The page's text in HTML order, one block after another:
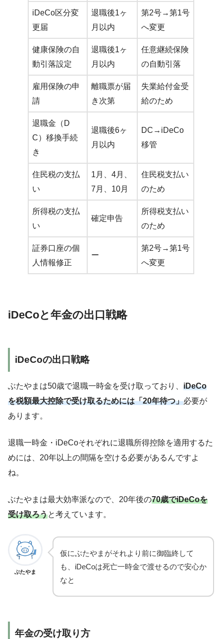
iDeCo区分変
更届
退職後1ヶ
月以内
第2号→第1号
へ変更
健康保険の自
動引落設定
退職後1ヶ
月以内
任意継続保険
の自動引落
雇用保険の申
請
離職票が届
き次第
失業給付金受
給のため
退職金（D
C）移換手続
き
退職後6ヶ
月以内
DC→iDeCo
移管
住民税の支払
い
1月、4月、
7月、10月
住民税支払い
のため
所得税の支払
い
確定申告
所得税支払い
のため
証券口座の個
人情報修正
ー
第2号→第1号
へ変更
iDeCoと年金の出口戦略
iDeCoの出口戦略
ぶたやまは50歳で退職一時金を受け取っており、 iDeCo
を税額最大控除で受け取るためには「20年待つ」必要が
あります。
退職一時金・iDeCoそれぞれに退職所得控除を適用するた
めには、20年以上の間隔を空ける必要があるんですよ
ね。
ぶたやまは最大効率派なので、20年後の70歳でiDeCoを
受け取ろうと考えています。
ぶたやま
仮にぶたやまがそれより前に御臨終して
も、iDeCoは死亡一時金で渡せるので安心か
なと
年金の受け取り方